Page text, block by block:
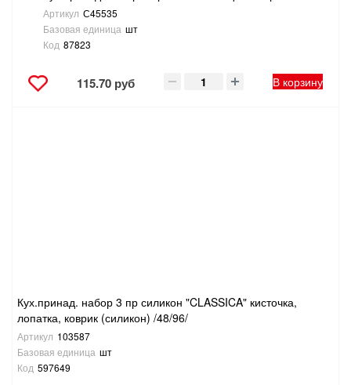
Артикул С45535
Базовая единица шт
Код 87823
115.70 руб В корзину
Кух.принад. набор 3 пр силикон "CLASSICA" кисточка,
лопатка, коврик (силикон) /48/96/
Артикул 103587
Базовая единица шт
Код 597649